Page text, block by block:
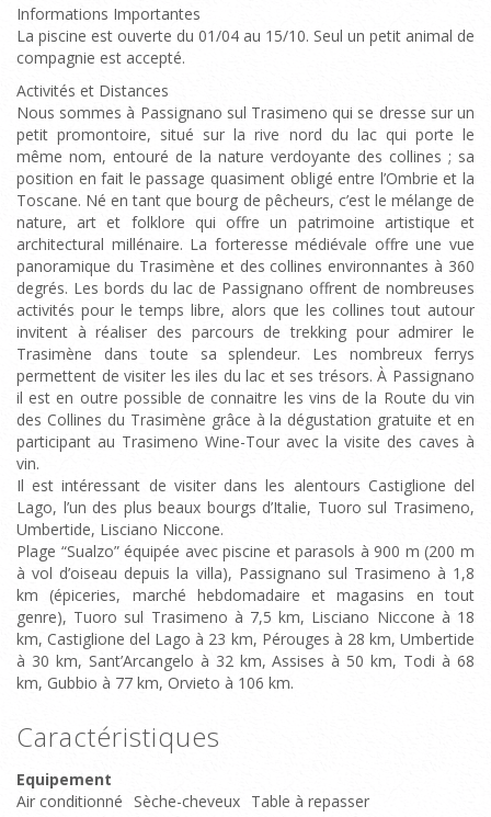
Informations Importantes
La piscine est ouverte du 01/04 au 15/10. Seul un petit animal de
compagnie est accepté.
Activités et Distances
Nous sommes à Passignano sul Trasimeno qui se dresse sur un
petit promontoire, situé sur la rive nord du lac qui porte le
même nom, entouré de la nature verdoyante des collines ; sa
position en fait le passage quasiment obligé entre l’Ombrie et la
Toscane. Né en tant que bourg de pêcheurs, c’est le mélange de
nature, art et folklore qui offre un patrimoine artistique et
architectural millénaire. La forteresse médiévale offre une vue
panoramique du Trasimène et des collines environnantes à 360
degrés. Les bords du lac de Passignano offrent de nombreuses
activités pour le temps libre, alors que les collines tout autour
invitent à réaliser des parcours de trekking pour admirer le
Trasimène dans toute sa splendeur. Les nombreux ferrys
permettent de visiter les iles du lac et ses trésors. À Passignano
il est en outre possible de connaitre les vins de la Route du vin
des Collines du Trasimène grâce à la dégustation gratuite et en
participant au Trasimeno Wine-Tour avec la visite des caves à
vin.
Il est intéressant de visiter dans les alentours Castiglione del
Lago, l’un des plus beaux bourgs d’Italie, Tuoro sul Trasimeno,
Umbertide, Lisciano Niccone.
Plage “Sualzo” équipée avec piscine et parasols à 900 m (200 m
à vol d’oiseau depuis la villa), Passignano sul Trasimeno à 1,8
km (épiceries, marché hebdomadaire et magasins en tout
genre), Tuoro sul Trasimeno à 7,5 km, Lisciano Niccone à 18
km, Castiglione del Lago à 23 km, Pérouges à 28 km, Umbertide
à 30 km, Sant’Arcangelo à 32 km, Assises à 50 km, Todi à 68
km, Gubbio à 77 km, Orvieto à 106 km.
Caractéristiques
Equipement
Air conditionné
Sèche-cheveux Table à repasser